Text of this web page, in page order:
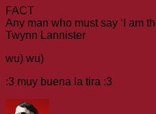
FACT
Any man who must say ‘I am
Twynn Lannister
wu) wu)
:3 muy buena la tira :3